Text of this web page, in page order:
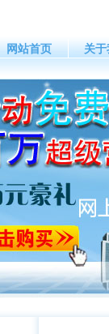
网站首页 关